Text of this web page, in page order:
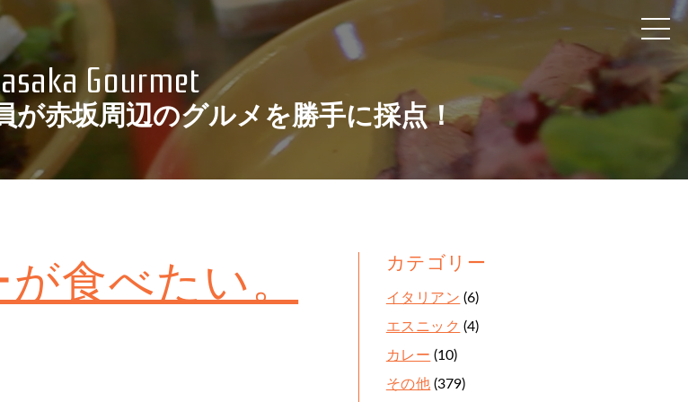
Access
Recruit
社員の一日
privacypolicy
Gourmet
が赤坂周辺のグルメを勝手に採点！
食べたい。 カテゴリー
イタリアン (6)
エスニック (4)
カレー (10)
その他 (379)